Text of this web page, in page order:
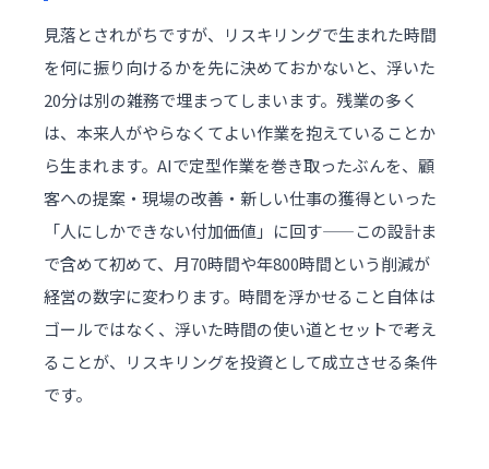
見落とされがちですが、リスキリングで生まれた時間
を何に振り向けるかを先に決めておかないと、浮いた
20分は別の雑務で埋まってしまいます。残業の多く
は、本来人がやらなくてよい作業を抱えていることか
ら生まれます。AIで定型作業を巻き取ったぶんを、顧
客への提案・現場の改善・新しい仕事の獲得といった
「人にしかできない付加価値」に回す——この設計ま
で含めて初めて、月70時間や年800時間という削減が
経営の数字に変わります。時間を浮かせること自体は
ゴールではなく、浮いた時間の使い道とセットで考え
ることが、リスキリングを投資として成立させる条件
です。